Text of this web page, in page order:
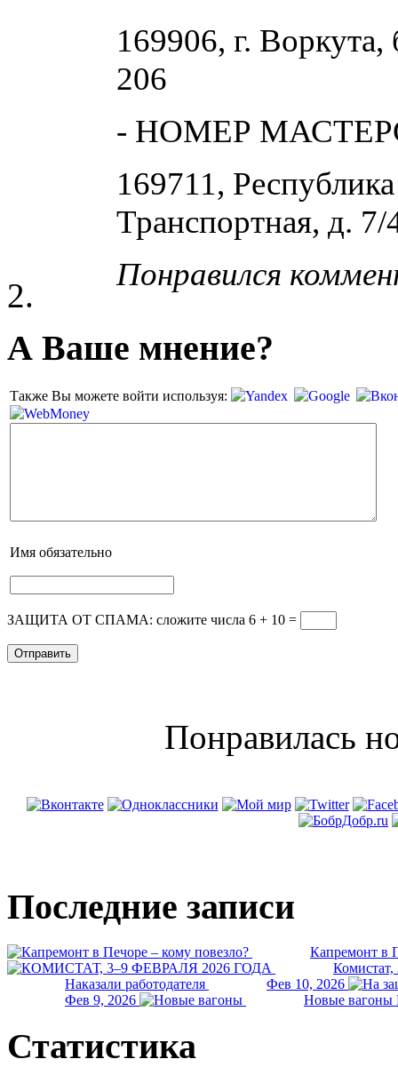
169906, г.
206
- НОМЕР
169711,
Транспортная, д. 7/
Понравился
А Ваше мнение?
Также Вы можете войти используя:
Имя обязательно
ЗАЩИТА ОТ СПАМА: сложите числа 6 + 10 =
Понравилась
Последние записи
Капремонт в
Комистат,
Наказали работодателя
Фев 10, 2026
Фев 9, 2026
Новые вагоны
Статистика